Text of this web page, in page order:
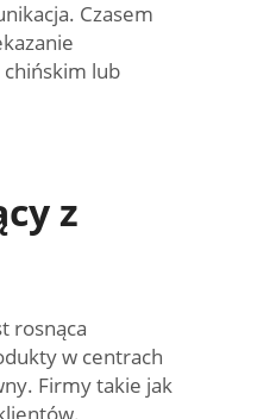
Czasem
chińskim lub
z
rosnąca
w centrach
Firmy takie jak